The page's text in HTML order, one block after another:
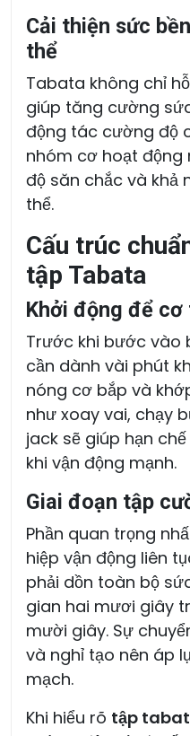
Cải thiện sức
thể
Tabata không chỉ
giúp tăng cường
động tác cường độ
nhóm cơ hoạt động
độ săn chắc và khả
thể.
Cấu trúc
tập Tabata
Khởi động để
Trước khi bước vào
cần dành vài phút
nóng cơ bắp và
như xoay vai, chạy
jack sẽ giúp hạn
khi vận động mạnh.
Giai đoạn tập
Phần quan trọng
hiệp vận động liên
phải dồn toàn bộ
gian hai mươi giây
mười giây. Sự
và nghỉ tạo nên áp
mạch.
Khi hiểu rõ tập